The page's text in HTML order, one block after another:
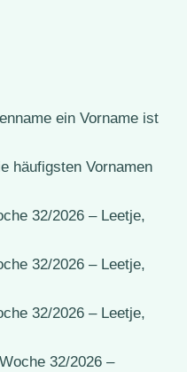
ein Vorname ist
häufigsten Vornamen
32/2026 – Leetje,
32/2026 – Leetje,
32/2026 – Leetje,
32/2026 –